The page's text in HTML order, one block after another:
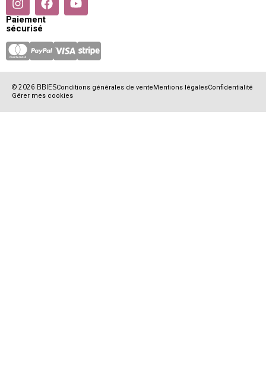
Paiement
sécurisé
© 2026 BBIESConditions générales de venteMentions légalesConfidentialité
Gérer mes cookies